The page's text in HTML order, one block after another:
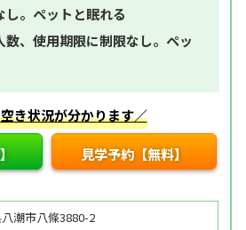
し。ペットと眠れる
数、使用期限に制限なし。ペッ
き状況が分かります／
見学予約【無料】
潮市八條3880-2